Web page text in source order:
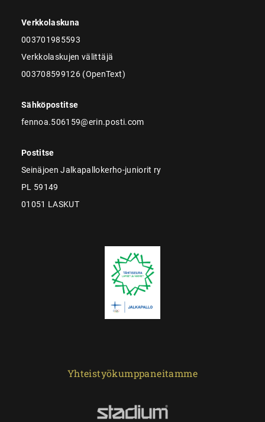
Verkkolaskuna
003701985593
Verkkolaskujen välittäjä
003708599126 (OpenText)
Sähköpostitse
fennoa.506159@erin.posti.com
Postitse
Seinäjoen Jalkapallokerho-juniorit ry
PL 59149
01051 LASKUT
Yhteistyökumppaneitamme